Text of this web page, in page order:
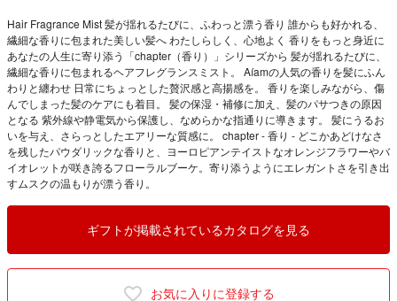
Hair Fragrance Mist 髪が揺れるたびに、ふわっと漂う香り 誰からも好かれる、
繊細な香りに包まれた美しい髪へ わたしらしく、心地よく 香りをもっと身近に
あなたの人生に寄り添う「chapter（香り）」シリーズから ⁡髪が揺れるたびに、
繊細な香りに包まれるヘアフレグランスミスト。 Aíamの人気の香りを髪にふん
わりと纏わせ 日常にちょっとした贅沢感と高揚感を。 香りを楽しみながら、傷
んでしまった髪のケアにも着目。 髪の保湿・補修に加え、髪のパサつきの原因
となる 紫外線や静電気から保護し、なめらかな指通りに導きます。 髪にうるお
いを与え、さらっとしたエアリーな質感に。 chapter - 香り - どこかあどけなさ
を残したパウダリックな香りと、ヨーロピアンテイストなオレンジフラワーやバ
イオレットが咲き誇るフローラルブーケ。寄り添うようにエレガントさを引き出
すムスクの温もりが漂う香り。
ギフトが掲載されているカタログを見る
お気に入りに登録する